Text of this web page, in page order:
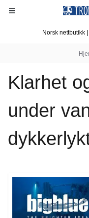
Hopp til innhold
Norsk nettbutikk
Klarhet
under